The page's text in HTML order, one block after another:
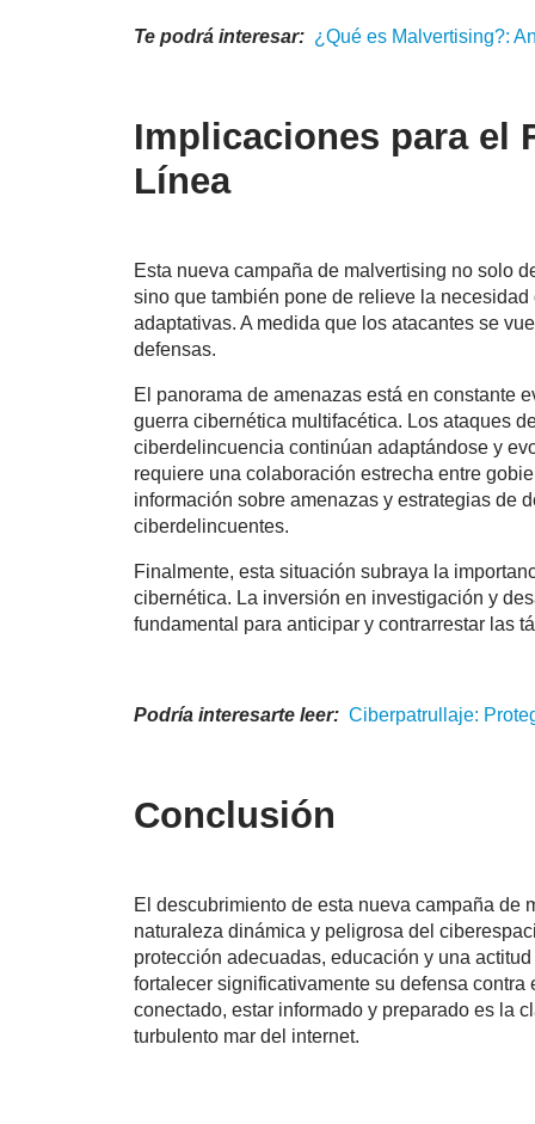
Te podrá interesar: ¿Qué es Malvertising?:
Implicaciones para el
Línea
Esta nueva campaña de malvertising no solo
sino que también pone de relieve la
adaptativas. A medida que los atacantes se
defensas.
El panorama de amenazas está en constante
guerra cibernética multifacética. Los ataques
ciberdelincuencia continúan adaptándose y
requiere una colaboración estrecha entre
información sobre amenazas y estrategias de
ciberdelincuentes.
Finalmente, esta situación subraya la
cibernética. La inversión en investigación y
fundamental para anticipar y contrarrestar las
Podría interesarte leer: Ciberpatrullaje:
Conclusión
El descubrimiento de esta nueva campaña de
naturaleza dinámica y peligrosa del
protección adecuadas, educación y una
fortalecer significativamente su defensa
conectado, estar informado y preparado es la
turbulento mar del internet.